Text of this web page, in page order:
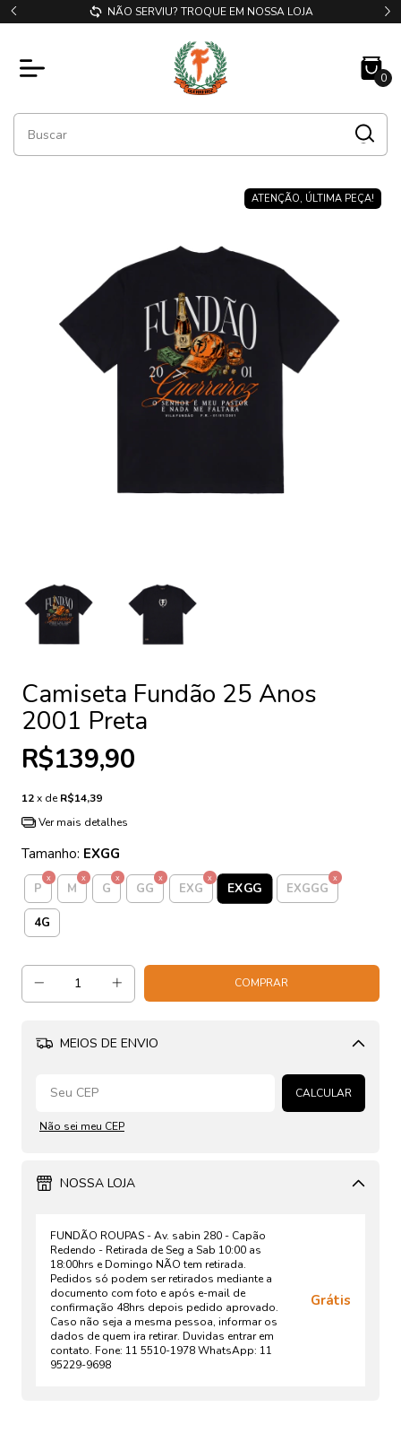
NÃO SERVIU? TROQUE EM NOSSA LOJA
0
ATENÇÃO, ÚLTIMA PEÇA!
Camiseta Fundão 25 Anos
2001 Preta
R$139,90
12x deR$14,39
Ver mais detalhes
Tamanho: EXGG
P M G GG EXG EXGG EXGGG
4G
MEIOS DE ENVIO
Alterar CEP
CALCULAR
Não sei meu CEP
NOSSA LOJA
FUNDÃO ROUPAS - Av. sabin 280 - Capão
Redendo - Retirada de Seg a Sab 10:00 as
18:00hrs e Domingo NÃO tem retirada.
Pedidos só podem ser retirados mediante a
documento com foto e após e-mail de
confirmação 48hrs depois pedido aprovado.
Caso não seja a mesma pessoa, informar os
dados de quem ira retirar. Duvidas entrar em
contato. Fone: 11 5510-1978 WhatsApp: 11
95229-9698
Grátis